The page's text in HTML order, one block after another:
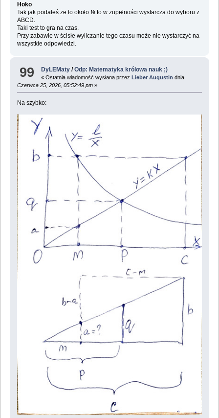
Hoko
Tak jak podałeś że to około ⅙ to w zupełności wystarcza do wyboru z
ABCD.
Taki test to gra na czas.
Przy zabawie w ścisłe wyliczanie tego czasu może nie wystarczyć na
wszystkie odpowiedzi.
99 DyLEMaty /Odp: Matematyka królowa nauk ;)
« Ostatnia wiadomość wysłana przez Lieber Augustin dnia
Czerwca 25, 2026, 05:52:49 pm»
Na szybko: